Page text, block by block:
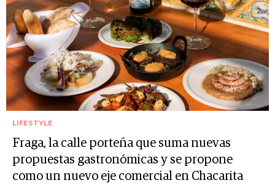
LIFESTYLE
Fraga, la calle porteña que suma nuevas
propuestas gastronómicas y se propone
como un nuevo eje comercial en Chacarita